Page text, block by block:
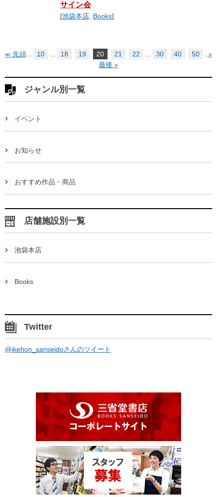
サイン会
[池袋本店 Books]
« 先頭
« ... 10 18 19 20 21 22 30 40 50 ...
»
最後 »
ジャンル別一覧
イベント
お知らせ
おすすめ作品・商品
店舗施設別一覧
池袋本店
Books
Twitter
@ikehon_sanseidoさんのツイート